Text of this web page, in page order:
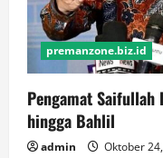
premanzone.biz.id
Pengamat Saifullah
hingga Bahlil
admin Oktober